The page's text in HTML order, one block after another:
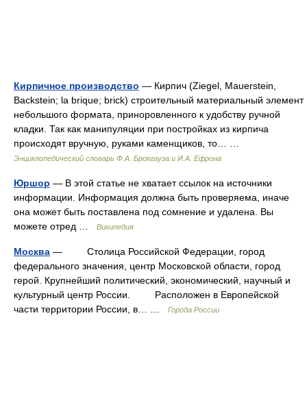
Кирпичное производство — Кирпич (Ziegel, Mauerstein,
Backstein; la brique; brick) строительный материальный элемент
небольшого формата, приноровленного к удобству ручной
кладки. Так как манипуляции при постройках из кирпича
происходят вручную, руками каменщиков, то… …
Энциклопедический словарь Ф.А. Брокгауза и И.А. Ефрона
Юршор — В этой статье не хватает ссылок на источники
информации. Информация должна быть проверяема, иначе
она может быть поставлена под сомнение и удалена. Вы
можете отред …
Википедия
Москва — Столица Российской Федерации, город
федерального значения, центр Московской области, город
герой. Крупнейший политический, экономический, научный и
культурный центр России. Расположен в Европейской
части территории России, в… …
Города России